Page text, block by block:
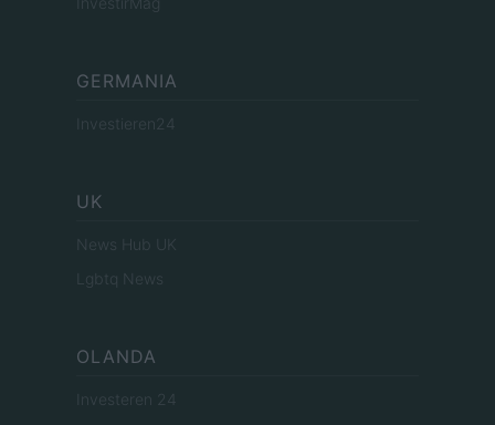
GERMANIA
Investieren24
UK
News Hub UK
Lgbtq News
OLANDA
Investeren 24